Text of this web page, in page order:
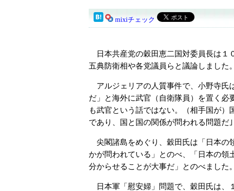
mixiチェック
日本共産党の穀田恵二国対委員長は１
五典防衛相や各党議員らと議論しました。
アルジェリアの人質事件で、小野寺氏
だ」と海外に武官（自衛隊員）を置く必
も武官という話ではない。（相手国が）
であり、国と国の関係が問われる問題だ
尖閣諸島をめぐり、穀田氏は「日本の
かが問われている」とのべ、「日本の領
分からせることが大事だ」とのべました。
日本軍「慰安婦」問題で、穀田氏は、